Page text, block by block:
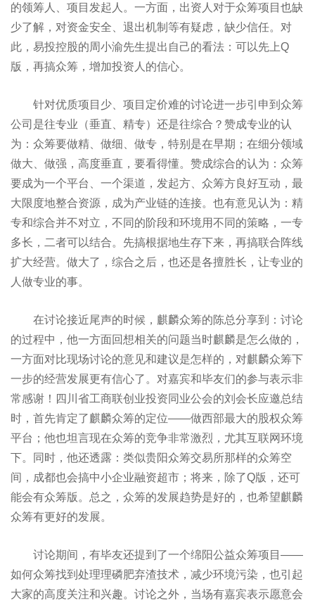
的领筹人、项目发起人。一方面，出资人对于众筹项目也缺
少了解，对资金安全、退出机制等有疑虑，缺少信任。对
此，易投控股的周小渝先生提出自己的看法：可以先上Q
版，再搞众筹，增加投资人的信心。
针对优质项目少、项目定价难的讨论进一步引申到众筹
公司是往专业（垂直、精专）还是往综合？赞成专业的认
为：众筹要做精、做细、做专，特别是在早期；在细分领域
做大、做强，高度垂直，要看得懂。赞成综合的认为：众筹
要成为一个平台、一个渠道，发起方、众筹方良好互动，最
大限度地整合资源，成为产业链的连接。也有意见认为：精
专和综合并不对立，不同的阶段和环境用不同的策略，一专
多长，二者可以结合。先搞根据地生存下来，再搞联合阵线
扩大经营。做大了，综合之后，也还是各擅胜长，让专业的
人做专业的事。
在讨论接近尾声的时候，麒麟众筹的陈总分享到：讨论
的过程中，他一方面回想相关的问题当时麒麟是怎么做的，
一方面对比现场讨论的意见和建议是怎样的，对麒麟众筹下
一步的经营发展更有信心了。对嘉宾和毕友们的参与表示非
常感谢！四川省工商联创业投资同业公会的刘会长应邀总结
时，首先肯定了麒麟众筹的定位——做西部最大的股权众筹
平台；他也坦言现在众筹的竞争非常激烈，尤其互联网环境
下。同时，他还透露：类似贵阳众筹交易所那样的众筹空
间，成都也会搞中小企业融资超市；将来，除了Q版，还可
能会有众筹版。总之，众筹的发展趋势是好的，也希望麒麟
众筹有更好的发展。
讨论期间，有毕友还提到了一个绵阳公益众筹项目——
如何众筹找到处理理磷肥弃渣技术，减少环境污染，也引起
大家的高度关注和兴趣。讨论之外，当场有嘉宾表示愿意会